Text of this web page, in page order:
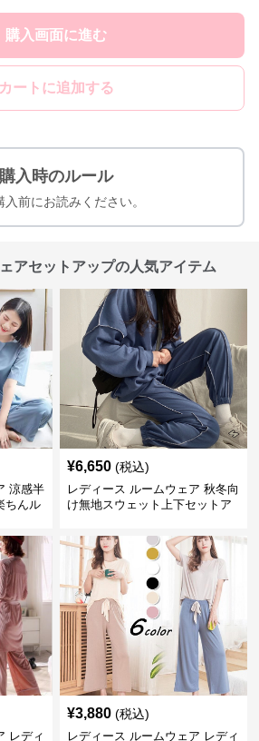
購入画面に進む
カートに追加する
購入時のルール
入前にお読みください。
アセットアップの人気アイテム
涼感半
ちんル
¥6,650 (税込)
レディース ルームウェア 秋冬向
け無地スウェット上下セットア
レディ
¥3,880 (税込)
レディース ルームウェア レディ